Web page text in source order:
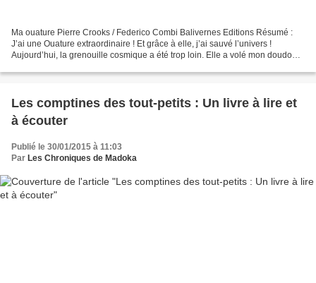
Ma ouature Pierre Crooks / Federico Combi Balivernes Editions Résumé :
J’ai une Ouature extraordinaire ! Et grâce à elle, j’ai sauvé l’univers !
Aujourd’hui, la grenouille cosmique a été trop loin. Elle a volé mon doudou
Les comptines des tout-petits : Un livre à lire et
à écouter
Publié le 30/01/2015 à 11:03
Par Les Chroniques de Madoka